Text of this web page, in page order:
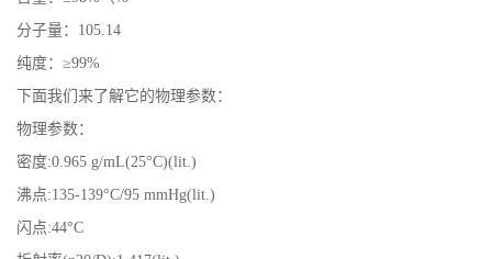
分子量：105.14
纯度：≥99%
下面我们来了解它的物理参数：
物理参数：
密度:0.965 g/mL(25°C)(lit.)
沸点:135-139°C/95 mmHg(lit.)
闪点:44°C